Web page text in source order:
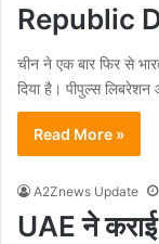
Republic
चीन ने एक बार फिर से
दिया है। पीपुल्स लिबरेशन
Read More »
A2Znews Update
UAE ने कराई